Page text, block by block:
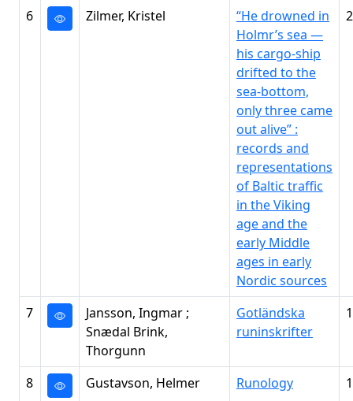
6 Zilmer, Kristel
“He drowned in
Holmr’s sea —
his cargo-ship
drifted to the
sea-bottom,
only three came
out alive” :
records and
representations
of Baltic traffic
in the Viking
age and the
early Middle
ages in early
Nordic sources
7
Jansson, Ingmar ;
Snædal Brink,
Thorgunn
Gotländska
runinskrifter
8 Gustavson, Helmer Runology